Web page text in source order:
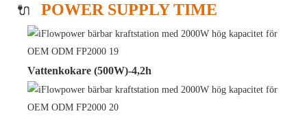
🔌 POWER SUPPLY TIME
Vattenkokare (500W)-4,2h